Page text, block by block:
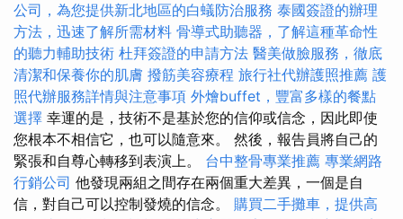
公司，為您提供新北地區的白蟻防治服務 泰國簽證的辦理
方法，迅速了解所需材料 骨導式助聽器，了解這種革命性
的聽力輔助技術 杜拜簽證的申請方法 醫美做臉服務，徹底
清潔和保養你的肌膚 撥筋美容療程 旅行社代辦護照推薦 護
照代辦服務詳情與注意事項 外燴buffet，豐富多樣的餐點
選擇 幸運的是，技術不是基於您的信仰或信念，因此即使
您根本不相信它，也可以隨意來。 然後，報告員將自己的
緊張和自尊心轉移到表演上。 台中整骨專業推薦 專業網路
行銷公司 他發現兩組之間存在兩個重大差異，一個是自
信，對自己可以控制發燒的信念。 購買二手攤車，提供高